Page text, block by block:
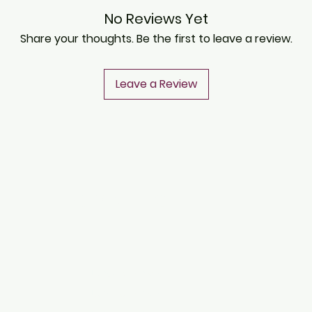
No Reviews Yet
Share your thoughts. Be the first to leave a review.
Leave a Review